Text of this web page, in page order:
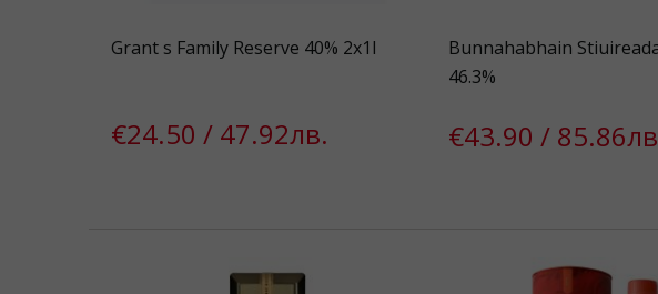
Grant s Family Reserve 40% 2x1l
€24.50 / 47.92лв.
Bunnahabhain
46.3%
€43.90 /